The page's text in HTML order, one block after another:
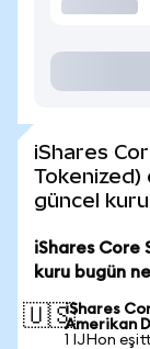
iShares
Tokenized)
güncel kuru
iShares Core
kuru bugün
🇺🇸iShares
Amerikan
1 IJHon